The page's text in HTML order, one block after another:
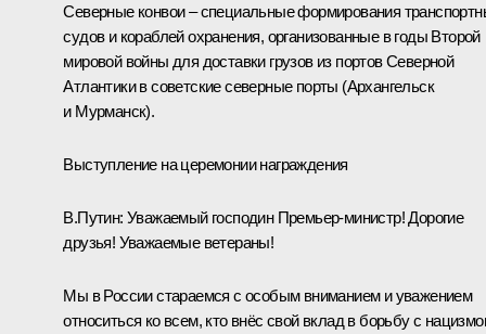
Северные конвои – специальные формирования
судов и кораблей охранения, организованные в годы Второй
мировой войны для доставки грузов из портов Северной
Атлантики в советские северные порты (Архангельск
и Мурманск).
Выступление на церемонии награждения
В.Путин: Уважаемый господин Премьер-министр! Дорогие
друзья! Уважаемые ветераны!
Мы в России стараемся с особым вниманием и уважением
относиться ко всем, кто внёс свой вклад в борьбу с